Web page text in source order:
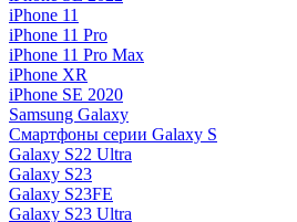
iPhone 11
iPhone 11 Pro
iPhone 11 Pro Max
iPhone XR
iPhone SE 2020
Samsung Galaxy
Смартфоны серии Galaxy S
Galaxy S22 Ultra
Galaxy S23
Galaxy S23FE
Galaxy S23 Ultra